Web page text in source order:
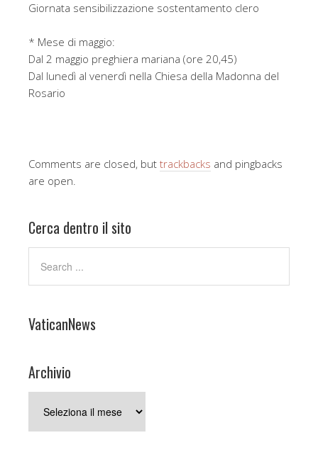
Giornata sensibilizzazione sostentamento clero
* Mese di maggio:
Dal 2 maggio preghiera mariana (ore 20,45)
Dal lunedì al venerdì nella Chiesa della Madonna del
Rosario
Comments are closed, but trackbacks and pingbacks
are open.
Cerca dentro il sito
VaticanNews
Archivio